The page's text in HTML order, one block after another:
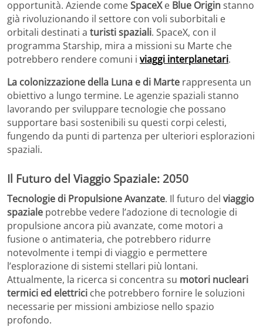
opportunità. Aziende comeSpaceXe Blue Originstanno
già rivoluzionando il settore con voli suborbitali e
orbitali destinati a turisti spaziali. SpaceX, con il
programma Starship, mira a missioni su Marte che
potrebbero rendere comuni i viaggi interplanetari.
La colonizzazione della Luna e di Marte rappresenta un
obiettivo a lungo termine. Le agenzie spaziali stanno
lavorando per sviluppare tecnologie che possano
supportare basi sostenibili su questi corpi celesti,
fungendo da punti di partenza per ulteriori esplorazioni
spaziali.
Il Futuro del Viaggio Spaziale: 2050
Tecnologie di Propulsione Avanzate. Il futuro del viaggio
spaziale potrebbe vedere l’adozione di tecnologie di
propulsione ancora più avanzate, come motori a
fusione o antimateria, che potrebbero ridurre
notevolmente i tempi di viaggio e permettere
l’esplorazione di sistemi stellari più lontani.
Attualmente, la ricerca si concentra su motori nucleari
termici ed elettrici che potrebbero fornire le soluzioni
necessarie per missioni ambiziose nello spazio
profondo.